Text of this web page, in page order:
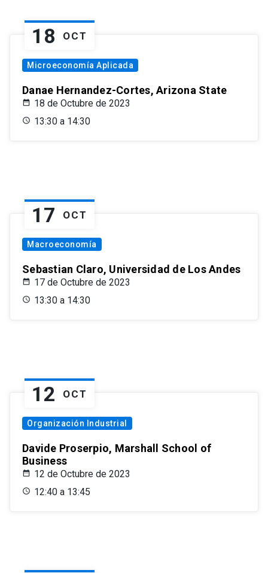
18 OCT
Microeconomía Aplicada
Danae Hernandez-Cortes, Arizona State
18 de Octubre de 2023
13:30 a 14:30
17 OCT
Macroeconomía
Sebastian Claro, Universidad de Los Andes
17 de Octubre de 2023
13:30 a 14:30
12 OCT
Organización Industrial
Davide Proserpio, Marshall School of
Business
12 de Octubre de 2023
12:40 a 13:45